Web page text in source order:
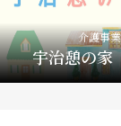
介護事
宇治憩の